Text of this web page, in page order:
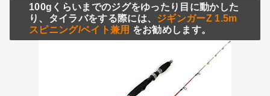
100gくらいまでのジグをゆったり目に動かした
り、タイラバをする際には、 ジギンガーZ 1.5m
スピニング/ベイト兼用 をお勧めします。